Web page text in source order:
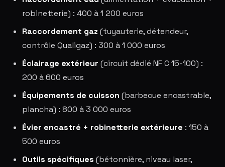
robinetterie) : 400 à 1 200 euros
Raccordement gaz (tuyauterie, détendeur,
contrôle Qualigaz) : 300 à 1 000 euros
Éclairage extérieur (circuit dédié NF C 15-100) :
200 à 600 euros
Équipements de cuisson (barbecue encastrable,
plancha) : 800 à 3 000 euros
Évier encastré + robinetterie extérieure : 150 à
500 euros
Outils spécifiques (bétonnière, niveau laser,